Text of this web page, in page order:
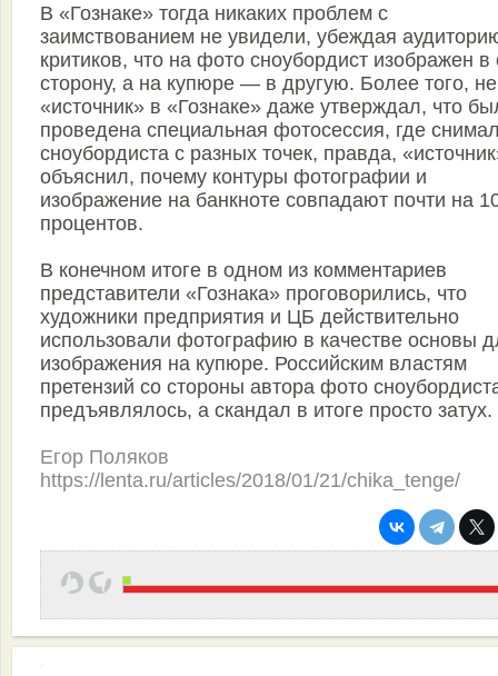
В «Гознаке» тогда никаких проблем с
заимствованием не увидели, убеждая
критиков, что на фото сноубордист изображен в
сторону, а на купюре — в другую. Более того,
«источник» в «Гознаке» даже утверждал, что
проведена специальная фотосессия, где
сноубордиста с разных точек, правда,
объяснил, почему контуры фотографии и
изображение на банкноте совпадают почти на
процентов.
В конечном итоге в одном из комментариев
представители «Гознака» проговорились, что
художники предприятия и ЦБ действительно
использовали фотографию в качестве основы
изображения на купюре. Российским властям
претензий со стороны автора фото
предъявлялось, а скандал в итоге просто затух.
Егор Поляков
https://lenta.ru/articles/2018/01/21/chika_tenge/